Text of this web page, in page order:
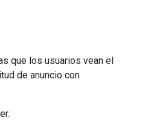
que los usuarios vean el
de anuncio con